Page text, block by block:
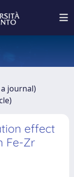
journal)
effect
Fe-Zr